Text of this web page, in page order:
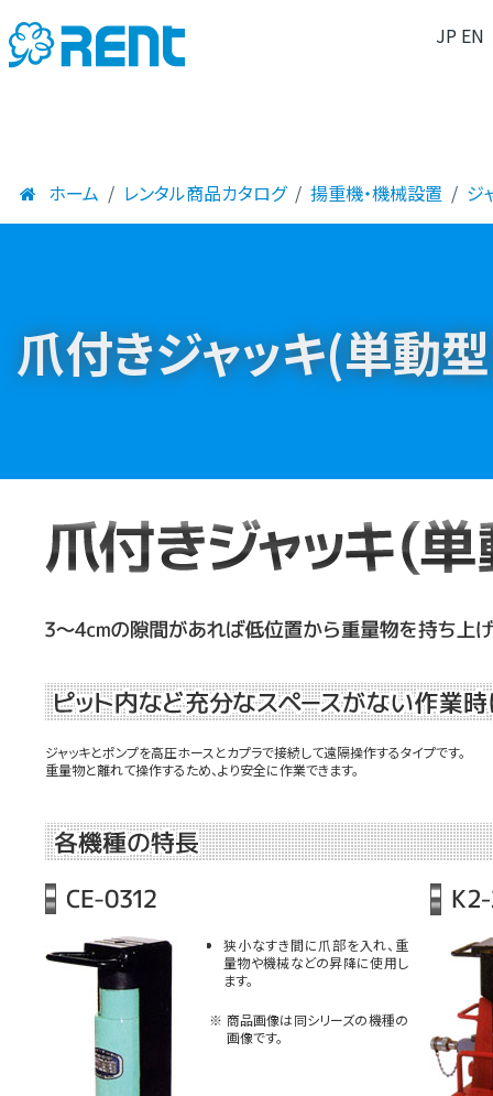
JP EN
ホーム レンタル商品カタログ 揚重機・機械設置 ジ
爪付きジャッキ(単動
ジャッキとポンプを高圧ホースとカプラで接続して遠隔操作するタイプです。
重量物と離れて操作するため、より安全に作業できます。
狭小なすき間に爪部を入れ、重
量物や機械などの昇降に使用し
ます。
※ 商品画像は同シリーズの機種の
画像です。